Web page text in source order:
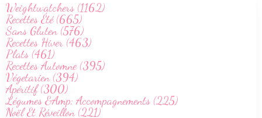
Weightwatchers (1162)
Recettes Été (665)
Sans Gluten (576)
Recettes Hiver (463)
Plats (461)
Recettes Automne (395)
Végetarien (394)
Apéritif (300)
Légumes &Amp; Accompagnements (225)
Noël Et Réveillon (221)